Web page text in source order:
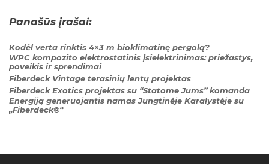
Panašūs įrašai:
Kodėl verta rinktis 4×3 m bioklimatinę pergolą?
WPC kompozito elektrostatinis įsielektrinimas: priežastys,
poveikis ir sprendimai
Fiberdeck Vintage terasinių lentų projektas
Fiberdeck Exotics projektas su “Statome Jums” komanda
Energiją generuojantis namas Jungtinėje Karalystėje su
„Fiberdeck®“